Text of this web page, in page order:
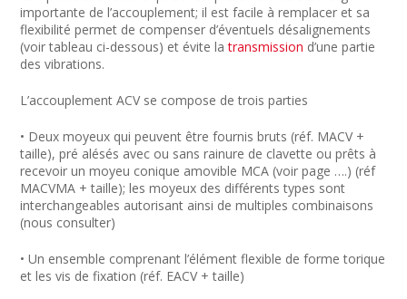
importante de l’accouplement; il est facile à remplacer et sa
flexibilité permet de compenser d’éventuels désalignements
(voir tableau ci-dessous) et évite latransmission d’une partie
des vibrations.
L’accouplement ACV se compose de trois parties
• Deux moyeux qui peuvent être fournis bruts (réf. MACV +
taille), pré alésés avec ou sans rainure de clavette ou prêts à
recevoir un moyeu conique amovible MCA (voir page ….) (réf
MACVMA + taille); les moyeux des différents types sont
interchangeables autorisant ainsi de multiples combinaisons
(nous consulter)
• Un ensemble comprenant l’élément flexible de forme torique
et les vis de fixation (réf. EACV + taille)